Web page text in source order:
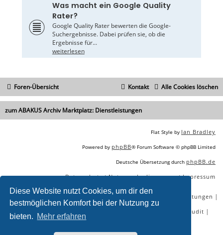
Diese Website nutzt Cookies, um dir den
bestmöglichen Komfort bei der Nutzung zu
bieten. Mehr erfahren
Was macht ein Google Quality
Rater?
Google Quality Rater bewerten die Google-
Suchergebnisse. Dabei prüfen sie, ob die
Ergebnisse für...
weiterlesen
Foren-Übersicht Alle Cookies löschen
Kontakt
zum ABAKUS Archiv Marktplatz: Dienstleistungen
Flat Style by Ian Bradley
Powered by phpBB® Forum Software © phpBB Limited
Deutsche Übersetzung durch phpBB.de
Datenschutz|Nutzungsbedingungen|Impressum
SEO Online Tools SEO Dienstleistungen |
SEO Workshops | SEO Beratung SEO Audit |